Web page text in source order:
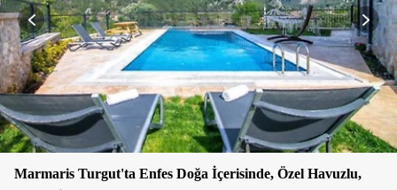
Marmaris Turgut'ta Enfes Doğa İçerisinde, Özel Havuzlu,